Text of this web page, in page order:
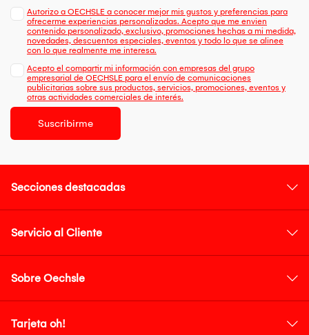
Autorizo a OECHSLE a conocer mejor mis gustos y preferencias para
ofrecerme experiencias personalizadas. Acepto que me envien
contenido personalizado, exclusivo, promociones hechas a mi medida,
novedades, descuentos especiales, eventos y todo lo que se alinee
con lo que realmente me interesa.
Acepto el compartir mi información con empresas del grupo
empresarial de OECHSLE para el envío de comunicaciones
publicitarias sobre sus productos, servicios, promociones, eventos y
otras actividades comerciales de interés.
Suscribirme
Secciones destacadas
Servicio al Cliente
Sobre Oechsle
Tarjeta oh!